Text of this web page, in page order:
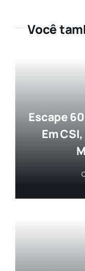
Você
Escape
Em